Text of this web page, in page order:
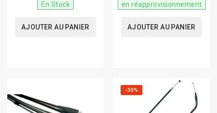
En Stock
AJOUTER AU PANIER
en réapprovisionnement
AJOUTER AU PANIER
-30%